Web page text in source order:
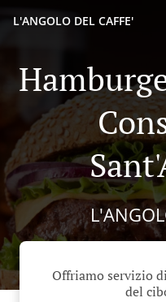
L'ANGOLO DEL CAFFE'
Offriamo servizio
del